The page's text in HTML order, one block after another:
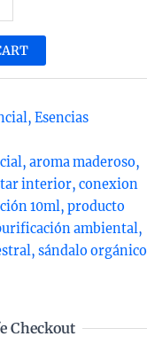
, Esencias
, aroma maderoso,
interior, conexion
10ml, producto
ambiental,
, sándalo orgánico
Checkout